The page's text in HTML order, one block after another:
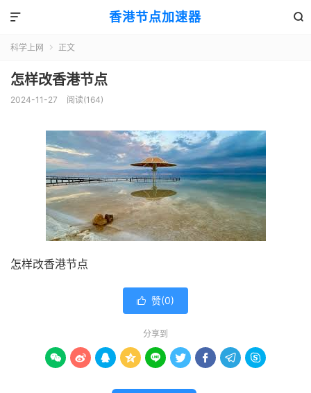
香港节点加速器 

科学上网  正文
怎样改香港节点
2024-11-27 阅读(164)
怎样改香港节点
 赞(0)
分享到
        